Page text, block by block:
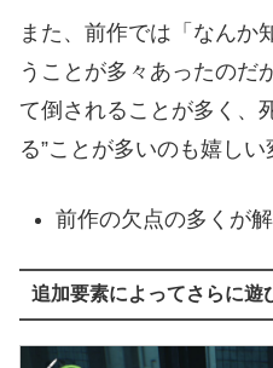
また、前作では「なんか
うことが多々あったのだ
て倒されることが多く、
る”ことが多いのも嬉しい
前作の欠点の多くが
追加要素によってさらに遊